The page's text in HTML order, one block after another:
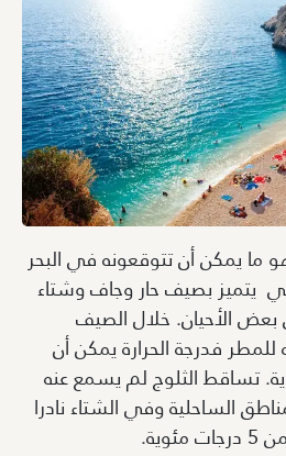
ما يمكن أن تتوقعونه في البحر
يتميز بصيف حار وجاف وشتاء
الأحيان. خلال الصيف
فدرجة الحرارة يمكن أن
40 درجة مئوية. تساقط الثلوج لم يسمع عنه
الساحلية وفي الشتاء نادرا